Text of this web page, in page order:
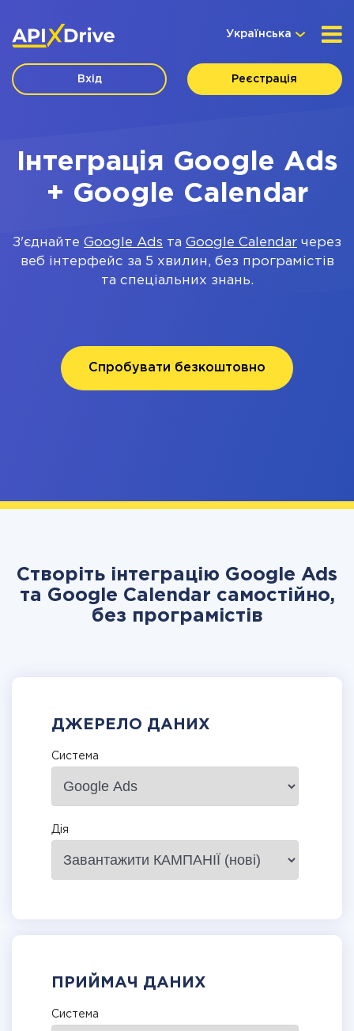
Українська
Вхід Реєстрація
Інтеграція Google Ads
+ Google Calendar
З'єднайте Google Ads та Google Calendar через
веб інтерфейс за 5 хвилин, без програмістів
та спеціальних знань.
Спробувати безкоштовно
Створіть інтеграцію Google Ads
та Google Calendar самостійно,
без програмістів
ДЖЕРЕЛО ДАНИХ
Система
Дія
ПРИЙМАЧ ДАНИХ
Система